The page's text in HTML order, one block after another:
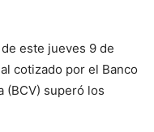
este jueves 9 de
cotizado por el Banco
(BCV) superó los